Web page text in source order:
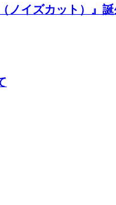
ノイズカット）』